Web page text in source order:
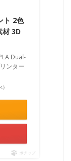
ト 2色
3D
Dual-
ンター
ポチップ